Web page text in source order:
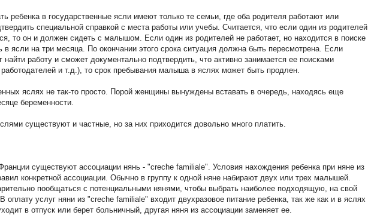
ребенка в государственные ясли имеют только те семьи, где оба родителя работают или
специальной справкой с места работы или учебы. Считается, что если один из родителей
то он и должен сидеть с малышом. Если один из родителей не работает, но находится в поиске
в ясли на три месяца. По окончании этого срока ситуация должна быть пересмотрена. Если
работу и сможет документально подтвердить, что активно занимается ее поисками
и т.д.), то срок пребывания малыша в яслях может быть продлен.
яслях не так-то просто. Порой женщины вынуждены вставать в очередь, находясь еще
беременности.
существуют и частные, но за них приходится довольно много платить.
существуют ассоциации нянь - "creche familiale". Условия нахождения ребенка при няне из
конкретной ассоциации. Обычно в группу к одной няне набирают двух или трех малышей.
пообщаться с потенциальными нянями, чтобы выбрать наиболее подходящую, на свой
услуг няни из "creche familiale" входит двухразовое питание ребенка, так же как и в яслях
в отпуск или берет больничный, другая няня из ассоциации заменяет ее.